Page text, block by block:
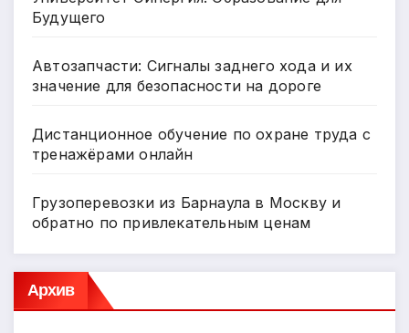
Будущего
Автозапчасти: Сигналы заднего хода и их
значение для безопасности на дороге
Дистанционное обучение по охране труда с
тренажёрами онлайн
Грузоперевозки из Барнаула в Москву и
обратно по привлекательным ценам
Архив